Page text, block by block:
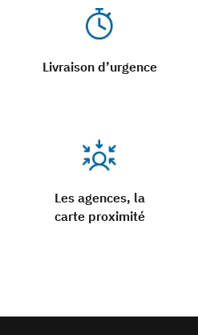
Livraison d’urgence
Les agences, la
carte proximité